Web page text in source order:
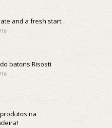
and a fresh start…
batons Risosti
na